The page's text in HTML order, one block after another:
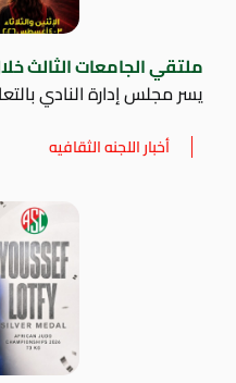
ملتقي الجامعات الثالث
يسر مجلس إدارة النادي
أخبار اللجنه الثقافيه